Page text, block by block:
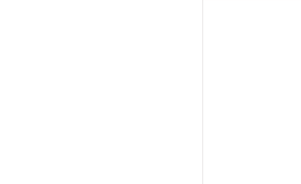
ココ